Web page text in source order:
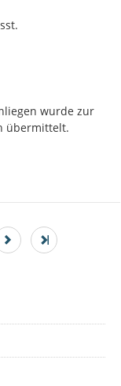
wurde zur
übermittelt.